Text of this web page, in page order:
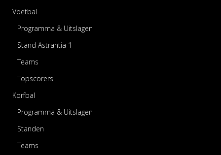
Voetbal
Programma & Uitslagen
Stand Astrantia 1
Teams
Topscorers
Korfbal
Programma & Uitslagen
Standen
Teams